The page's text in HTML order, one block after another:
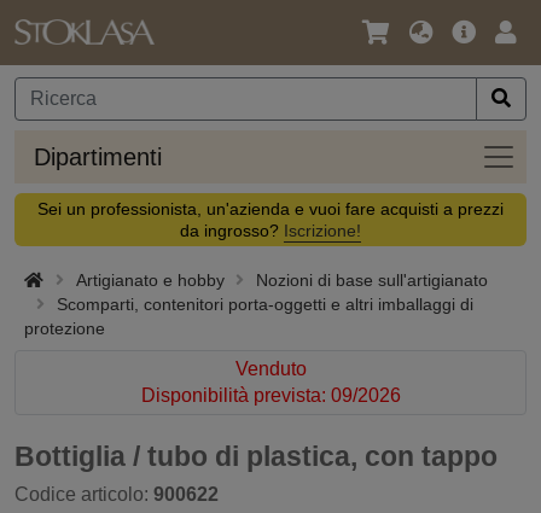
Lingua
Valuta
Offerta
Dipartimenti
Sei un professionista, un'azienda e vuoi fare acquisti a prezzi
da ingrosso? Iscrizione!
Artigianato e hobby
Nozioni di base sull'artigianato
Scomparti, contenitori porta-oggetti e altri imballaggi di
protezione
Venduto
Disponibilità prevista: 09/2026
Bottiglia / tubo di plastica, con tappo
Codice articolo: 900622